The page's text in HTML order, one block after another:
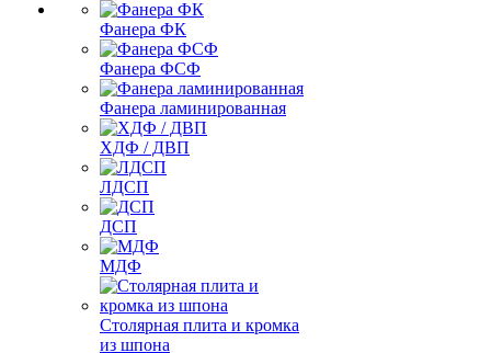
Фанера ФК
Фанера ФСФ
Фанера ламинированная
ХДФ / ДВП
ЛДСП
ДСП
МДФ
Столярная плита и кромка
из шпона